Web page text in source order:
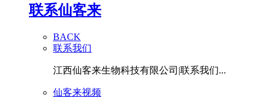
联系仙客来
BACK
联系我们
江西仙客来生物科技有限公司|联系我们...
仙客来视频